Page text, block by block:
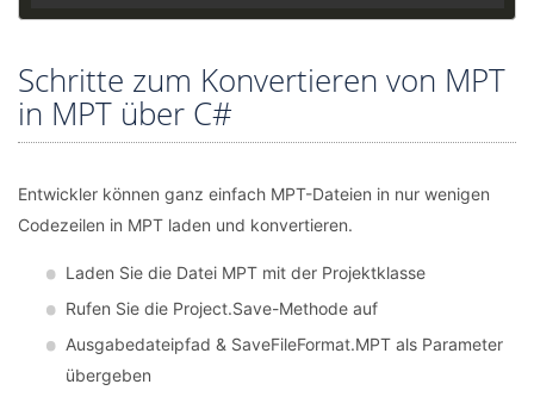
Schritte zum Konvertieren von MPT
in MPT über C#
Entwickler können ganz einfach MPT-Dateien in nur wenigen
Codezeilen in MPT laden und konvertieren.
Laden Sie die Datei MPT mit der Projektklasse
Rufen Sie die Project.Save-Methode auf
Ausgabedateipfad & SaveFileFormat.MPT als Parameter
übergeben